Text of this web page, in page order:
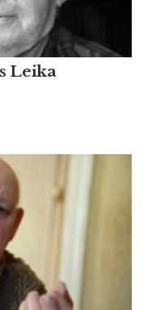
Leika